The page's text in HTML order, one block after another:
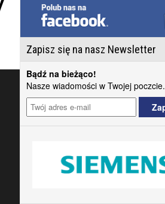
Zapisz się na nasz Newsletter
Bądź na bieżąco!
Nasze wiadomości w Twojej poczcie.